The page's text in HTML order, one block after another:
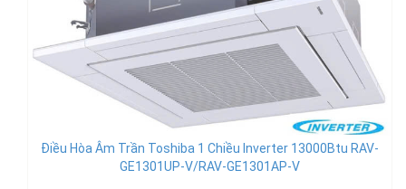
Điều Hòa Âm Trần Toshiba 1 Chiều Inverter 13000Btu RAV-
GE1301UP-V/RAV-GE1301AP-V